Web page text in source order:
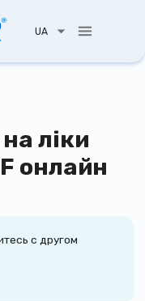
UA
ліки
онлайн
с другом